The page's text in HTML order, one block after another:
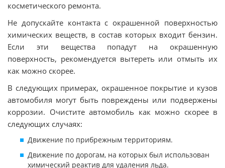
косметического ремонта.
Не допускайте контакта с окрашенной поверхностью
химических веществ, в состав которых входит бензин.
Если эти вещества попадут на окрашенную
поверхность, рекомендуется вытереть или отмыть их
как можно скорее.
В следующих примерах, окрашенное покрытие и кузов
автомобиля могут быть повреждены или подвержены
коррозии. Очистите автомобиль как можно скорее в
следующих случаях:
Движение по прибрежным территориям.
Движение по дорогам, на которых был использован
химический реактив для удаления льда.